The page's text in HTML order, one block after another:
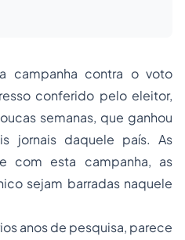
campanha contra o voto
conferido pelo eleitor,
semanas, que ganhou
jornais daquele país. As
com esta campanha, as
sejam barradas naquele
anos de pesquisa, parece